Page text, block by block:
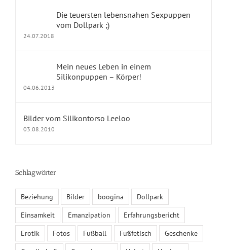
Die teuersten lebensnahen Sexpuppen
vom Dollpark ;)
24.07.2018
Mein neues Leben in einem
Silikonpuppen – Körper!
04.06.2013
Bilder vom Silikontorso Leeloo
03.08.2010
Schlagwörter
Beziehung Bilder boogina
Dollpark
Einsamkeit
Emanzipation
Erfahrungsbericht
Erotik
Fotos Fußball Fußfetisch
Geschenke
Impressum
Kontakt
Datenschutz
KALENDER
August 2026
M D M D F S
2
3
4 5 6 7 8 9